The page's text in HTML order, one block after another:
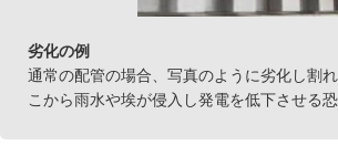
劣化の例
通常の配管の場合、写真のように劣化し割
こから雨水や埃が侵入し発電を低下させる恐